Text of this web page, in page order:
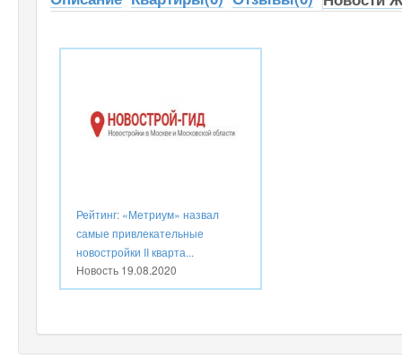
Рейтинг: «Метриум» назвал
самые привлекательные
новостройки II кварта...
Новость 19.08.2020